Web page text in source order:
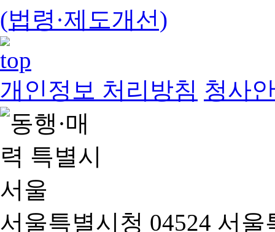
(법령·제도개선)
개인정보 처리방침 청사
서울특별시청 04524 서